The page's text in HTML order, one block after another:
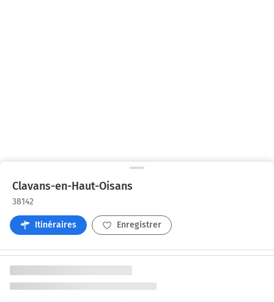
Clavans-en-Haut-Oisans
38142
Itinéraires Enregistrer